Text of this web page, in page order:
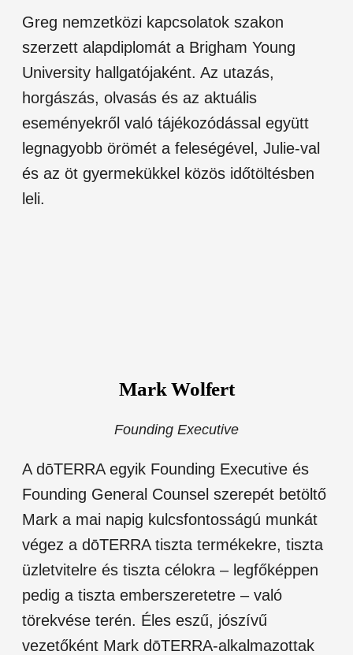
Greg nemzetközi kapcsolatok szakon
szerzett alapdiplomát a Brigham Young
University hallgatójaként. Az utazás,
horgászás, olvasás és az aktuális
eseményekről való tájékozódással együtt
legnagyobb örömét a feleségével, Julie-val
és az öt gyermekükkel közös időtöltésben
leli.
Mark Wolfert
Founding Executive
A dōTERRA egyik Founding Executive és
Founding General Counsel szerepét betöltő
Mark a mai napig kulcsfontosságú munkát
végez a dōTERRA tiszta termékekre, tiszta
üzletvitelre és tiszta célokra – legfőképpen
pedig a tiszta emberszeretetre – való
törekvése terén. Éles eszű, jószívű
vezetőként Mark dōTERRA-alkalmazottak